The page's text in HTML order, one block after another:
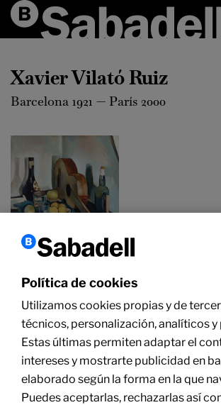
Xavier Vilató Ruiz
Barcelona 1921 — París 2000
Xavier Vilató
Ruiz
Bodegó amb
guitarra,1941
Óleo sobre lienzo
92 x 73 cm
Política de cookies
Utilizamos cookies propias y de
técnicos, personalización, analíticos
Estas últimas permiten adaptar el
intereses y mostrarte publicidad en
elaborado según la forma en la que
Puedes aceptarlas, rechazarlas así